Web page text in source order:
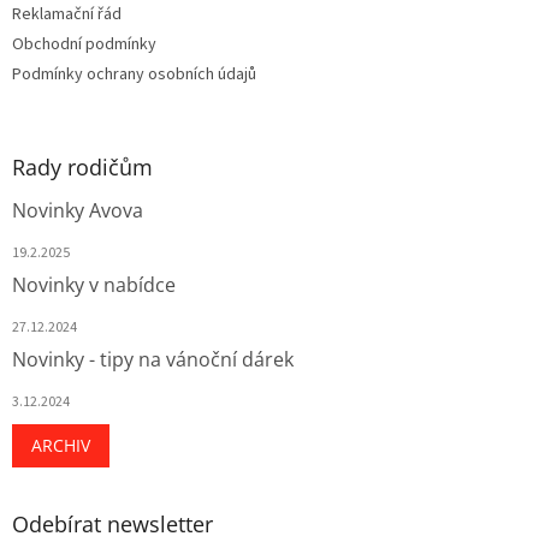
Reklamační řád
Obchodní podmínky
Podmínky ochrany osobních údajů
Rady rodičům
Novinky Avova
19.2.2025
Novinky v nabídce
27.12.2024
Novinky - tipy na vánoční dárek
3.12.2024
ARCHIV
Odebírat newsletter